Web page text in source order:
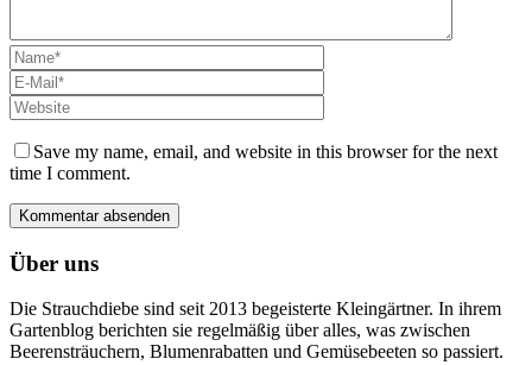
Save my name, email, and website in this browser for the next
time I comment.
Über uns
Die Strauchdiebe sind seit 2013 begeisterte Kleingärtner. In ihrem
Gartenblog berichten sie regelmäßig über alles, was zwischen
Beerensträuchern, Blumenrabatten und Gemüsebeeten so passiert.